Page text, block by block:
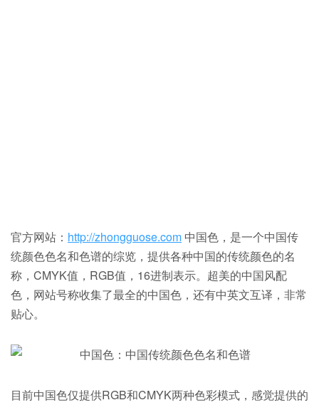
官方网站： http://zhongguose.com 中国色，是一个中国传
统颜色色名和色谱的综览，提供各种中国的传统颜色的名
称，CMYK值，RGB值，16进制表示。超美的中国风配
色，网站号称收集了最全的中国色，还有中英文互译，非常
贴心。
目前中国色仅提供RGB和CMYK两种色彩模式，感觉提供的